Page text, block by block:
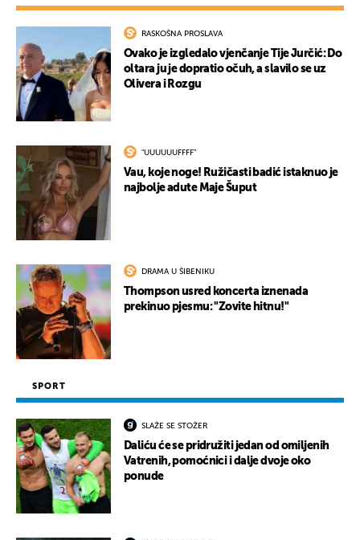
RASKOŠNA PROSLAVA
Ovako je izgledalo vjenčanje Tije Jurčić: Do
oltara ju je dopratio očuh, a slavilo se uz
Olivera i Rozgu
"UUUUUUFFFF"
Vau, koje noge! Ružičasti badić istaknuo je
najbolje adute Maje Šuput
DRAMA U ŠIBENIKU
Thompson usred koncerta iznenada
prekinuo pjesmu: "Zovite hitnu!"
SPORT
SLAŽE SE STOŽER
Daliću će se pridružiti jedan od omiljenih
Vatrenih, pomoćnici i dalje dvoje oko
ponude